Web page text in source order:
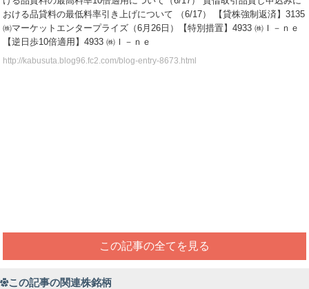
おける品貸料の最低料率引き上げについて （6/17） 【貸株強制返済】3135
㈱マーケットエンタープライズ（6月26日）【特別措置】4933 ㈱Ｉ－ｎｅ
【逆日歩10倍適用】4933 ㈱Ｉ－ｎｅ
http://kabusuta.blog96.fc2.com/blog-entry-8673.html
この記事の全てを見る
この記事の関連株銘柄